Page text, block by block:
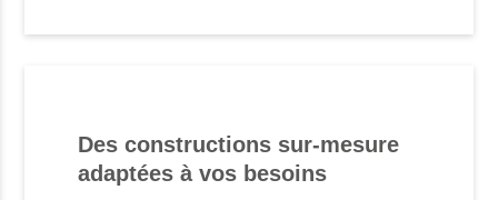
Des constructions sur-mesure
adaptées à vos besoins